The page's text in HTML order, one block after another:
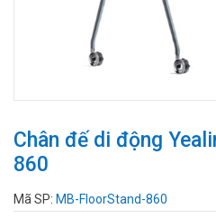
Chân đế di động
860
Mã SP: MB-FloorStand-860